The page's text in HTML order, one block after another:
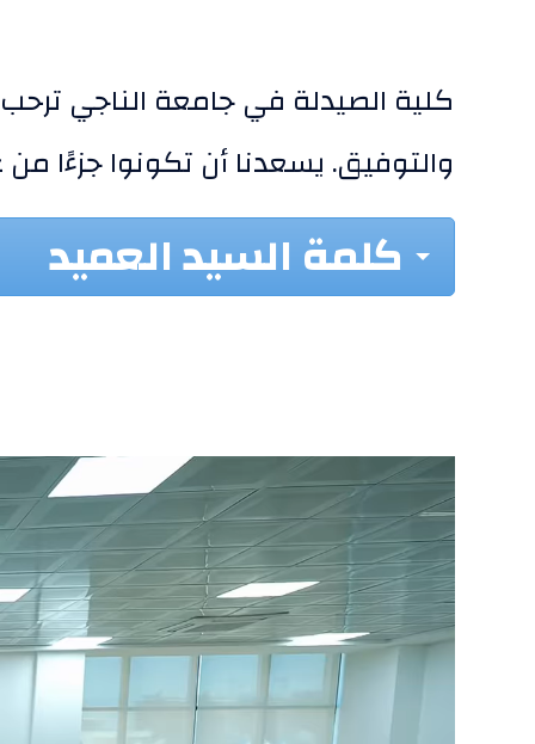
كلية الصيدلة في جامعة الناجي
والتوفيق. يسعدنا أن تكونوا جزءًا
كلمة السيد العميد